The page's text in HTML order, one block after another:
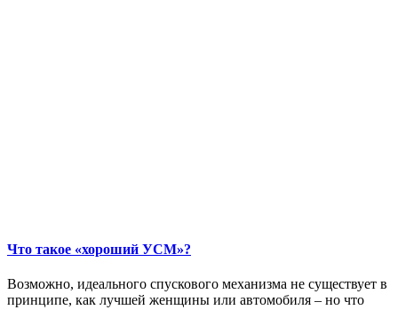
Что такое «хороший УСМ»?
Возможно, идеального спускового механизма не существует в
принципе, как лучшей женщины или автомобиля – но что